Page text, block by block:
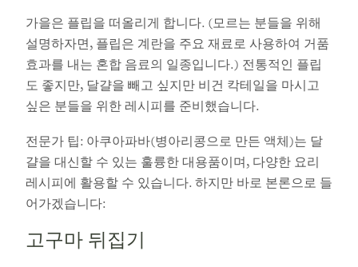
가을은 플립을 떠올리게 합니다. (모르는 분들을 위해
설명하자면, 플립은 계란을 주요 재료로 사용하여 거품
효과를 내는 혼합 음료의 일종입니다.) 전통적인 플립
도 좋지만, 달걀을 빼고 싶지만 비건 칵테일을 마시고
싶은 분들을 위한 레시피를 준비했습니다.
전문가 팁: 아쿠아파바(병아리콩으로 만든 액체)는 달
걀을 대신할 수 있는 훌륭한 대용품이며, 다양한 요리
레시피에 활용할 수 있습니다. 하지만 바로 본론으로 들
어가겠습니다:
고구마 뒤집기